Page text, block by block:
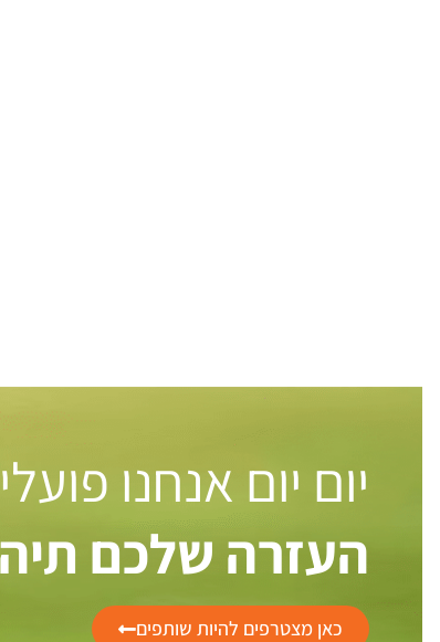
יום יום אנחנו
העזרה שלכם
כאן מצטרפים להיות שותפים